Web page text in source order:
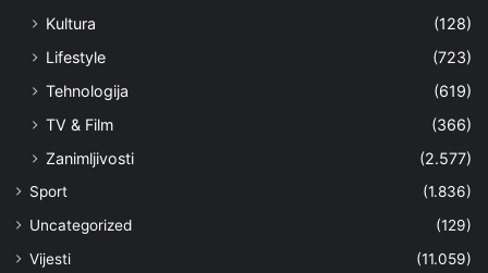
Kultura
(128)
Lifestyle
(723)
Tehnologija
(619)
TV & Film
(366)
Zanimljivosti
(2.577)
Sport
(1.836)
Uncategorized
(129)
Vijesti
(11.059)